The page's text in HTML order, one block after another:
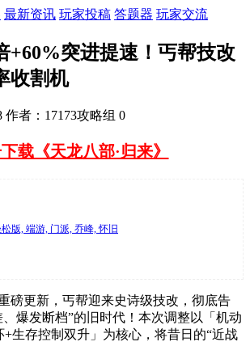
最新资讯 玩家投稿 答题器 玩家交流
+60%突进提速！丐帮技改
收割机
作者：17173攻略组 0
载《天龙八部·归来》
版, 端游, 门派, 乔峰, 怀旧
磅更新，丐帮迎来史诗级技改，彻底告
爆发断档”的旧时代！本次调整以「机动
生存控制双升」为核心，将昔日的“近战